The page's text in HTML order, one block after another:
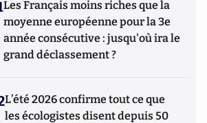
Les Français moins riches que la
moyenne européenne pour la 3e
année consécutive : jusqu'où ira le
grand déclassement ?
L’été 2026 confirme tout ce que
les écologistes disent depuis 50